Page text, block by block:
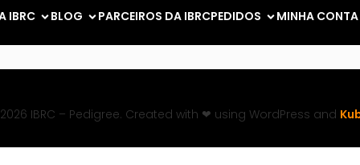
IBRC BLOG PARCEIROS DA IBRCPEDIDOS MINHA CONTA
IBRC – Pedigree. Created with ❤ using WordPress and